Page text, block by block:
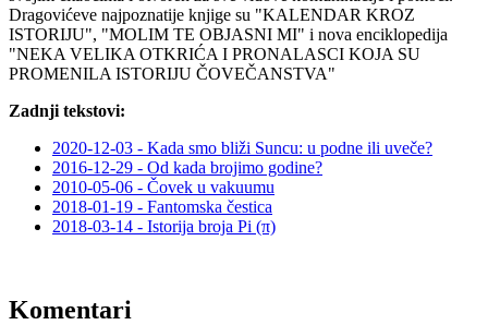
Dragovićeve najpoznatije knjige su "KALENDAR KROZ
ISTORIJU", "MOLIM TE OBJASNI MI" i nova enciklopedija
"NEKA VELIKA OTKRIĆA I PRONALASCI KOJA SU
PROMENILA ISTORIJU ČOVEČANSTVA"
Zadnji tekstovi:
2020-12-03 - Kada smo bliži Suncu: u podne ili uveče?
2016-12-29 - Od kada brojimo godine?
2010-05-06 - Čovek u vakuumu
2018-01-19 - Fantomska čestica
2018-03-14 - Istorija broja Pi (π)
Komentari